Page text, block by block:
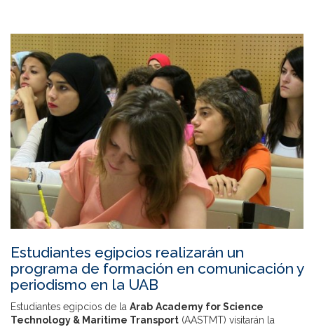
Estudiantes egipcios realizarán un
programa de formación en comunicación y
periodismo en la UAB
Estudiantes egipcios de la Arab Academy for Science
Technology & Maritime Transport (AASTMT) visitarán la